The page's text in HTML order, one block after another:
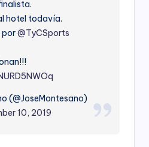
hotel todavía.
por@TyCSports
(@JoseMontesano)
10, 2019